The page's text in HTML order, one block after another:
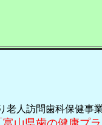
人訪問歯科保健